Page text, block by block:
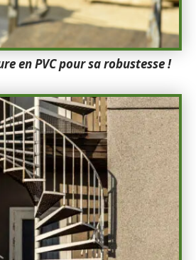
en PVC pour sa robustesse !